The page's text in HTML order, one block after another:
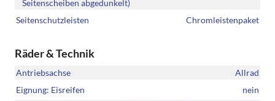
Seitenscheiben abgedunkelt)
Seitenschutzleisten
Chromleistenpaket
Räder & Technik
Antriebsachse
Allrad
Eignung: Eisreifen
nein